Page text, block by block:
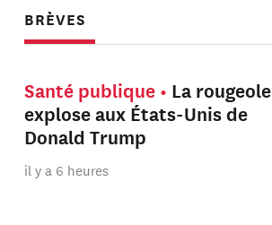
BRÈVES
Santé publique
La rougeole
explose aux États-Unis de
Donald Trump
il y a 6 heures